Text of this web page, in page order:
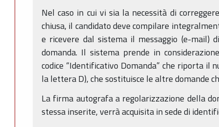
Nel caso in cui vi sia la necessità di
chiusa, il candidato deve compilare
e ricevere dal sistema il messaggio (e-mail)
domanda. Il sistema prende in
codice “Identificativo Domanda” che riporta il
la lettera D), che sostituisce le altre domande
La firma autografa a regolarizzazione della
stessa inserite, verrà acquisita in sede di